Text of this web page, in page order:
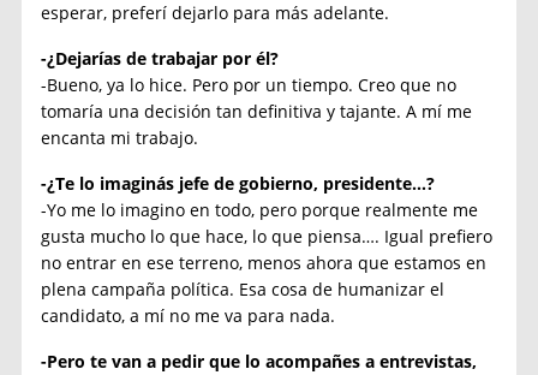
esperar, preferí dejarlo para más adelante.
-¿Dejarías de trabajar por él?
-Bueno, ya lo hice. Pero por un tiempo. Creo que no
tomaría una decisión tan definitiva y tajante. A mí me
encanta mi trabajo.
-¿Te lo imaginás jefe de gobierno, presidente…?
-Yo me lo imagino en todo, pero porque realmente me
gusta mucho lo que hace, lo que piensa…. Igual prefiero
no entrar en ese terreno, menos ahora que estamos en
plena campaña política. Esa cosa de humanizar el
candidato, a mí no me va para nada.
-Pero te van a pedir que lo acompañes a entrevistas,